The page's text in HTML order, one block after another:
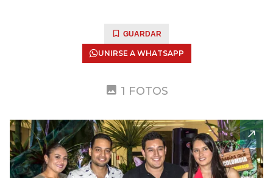
GUARDAR
UNIRSE A WHATSAPP
1 FOTOS